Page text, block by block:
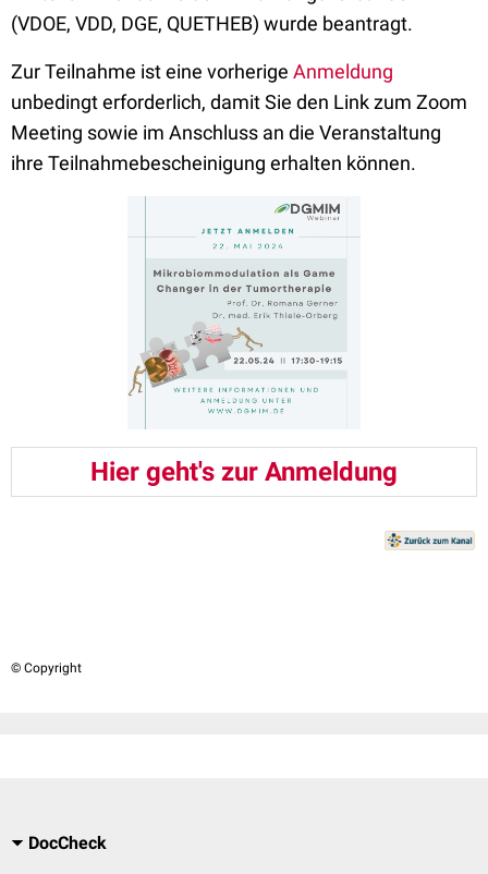
(VDOE, VDD, DGE, QUETHEB) wurde beantragt.
Zur Teilnahme ist eine vorherige Anmeldung
unbedingt erforderlich, damit Sie den Link zum Zoom
Meeting sowie im Anschluss an die Veranstaltung
ihre Teilnahmebescheinigung erhalten können.
Hier geht's zur Anmeldung
© Copyright
DocCheck